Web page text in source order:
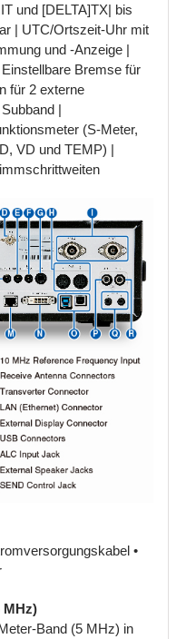
und [DELTA]TX| bis
| UTC/Ortszeit-Uhr mit
und -Anzeige |
Bremse für
für 2 externe
|
(S-Meter,
VD und TEMP) |
•
MHz)
Band (5 MHz) in